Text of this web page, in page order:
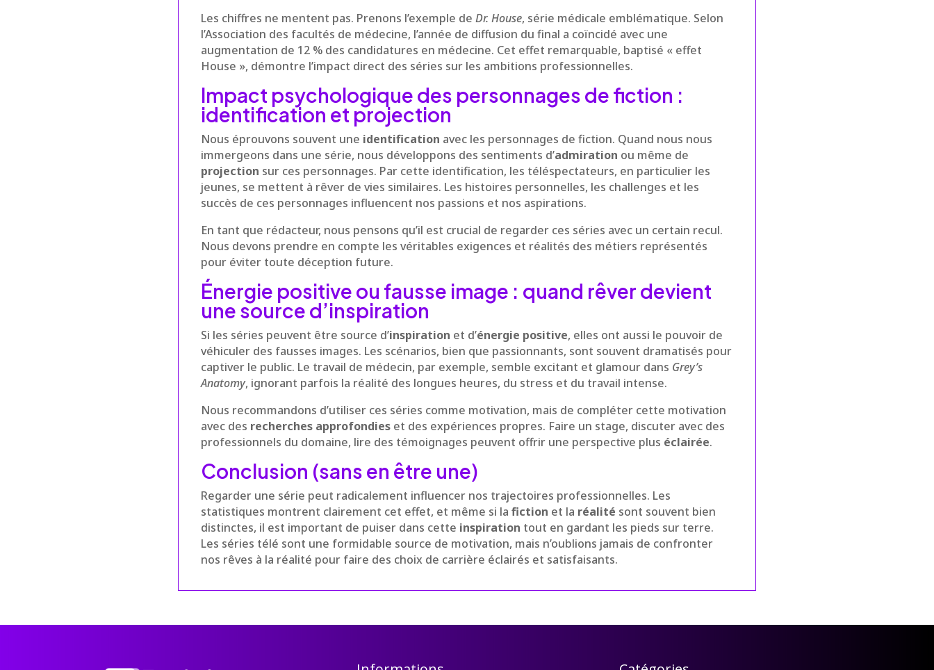
Les chiffres ne mentent pas. Prenons l’exemple de Dr. House, série médicale emblématique. Selon
l’Association des facultés de médecine, l’année de diffusion du final a coïncidé avec une
augmentation de 12 % des candidatures en médecine. Cet effet remarquable, baptisé « effet
House », démontre l’impact direct des séries sur les ambitions professionnelles.
Impact psychologique des personnages de fiction :
identification et projection
Nous éprouvons souvent une identification avec les personnages de fiction. Quand nous nous
immergeons dans une série, nous développons des sentiments d’admiration ou même de
projection sur ces personnages. Par cette identification, les téléspectateurs, en particulier les
jeunes, se mettent à rêver de vies similaires. Les histoires personnelles, les challenges et les
succès de ces personnages influencent nos passions et nos aspirations.
En tant que rédacteur, nous pensons qu’il est crucial de regarder ces séries avec un certain recul.
Nous devons prendre en compte les véritables exigences et réalités des métiers représentés
pour éviter toute déception future.
Énergie positive ou fausse image : quand rêver devient
une source d’inspiration
Si les séries peuvent être source d’inspiration et d’énergie positive, elles ont aussi le pouvoir de
véhiculer des fausses images. Les scénarios, bien que passionnants, sont souvent dramatisés pour
captiver le public. Le travail de médecin, par exemple, semble excitant et glamour dans Grey’s
Anatomy, ignorant parfois la réalité des longues heures, du stress et du travail intense.
Nous recommandons d’utiliser ces séries comme motivation, mais de compléter cette motivation
avec des recherches approfondies et des expériences propres. Faire un stage, discuter avec des
professionnels du domaine, lire des témoignages peuvent offrir une perspective plus éclairée.
Conclusion (sans en être une)
Regarder une série peut radicalement influencer nos trajectoires professionnelles. Les
statistiques montrent clairement cet effet, et même si la fiction et la réalité sont souvent bien
distinctes, il est important de puiser dans cette inspiration tout en gardant les pieds sur terre.
Les séries télé sont une formidable source de motivation, mais n’oublions jamais de confronter
nos rêves à la réalité pour faire des choix de carrière éclairés et satisfaisants.